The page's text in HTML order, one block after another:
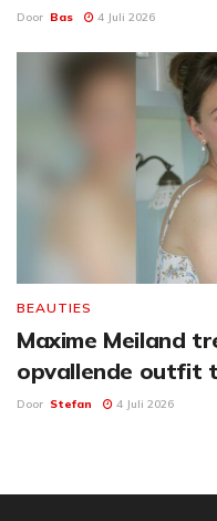
Door Bas 4 Juli 2026
BEAUTIES
Maxime Meiland
opvallende outfit
Door Stefan 4 Juli 2026